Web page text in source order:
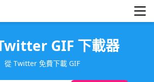
GIF 下載器
從 Twitter 免費下載 GIF